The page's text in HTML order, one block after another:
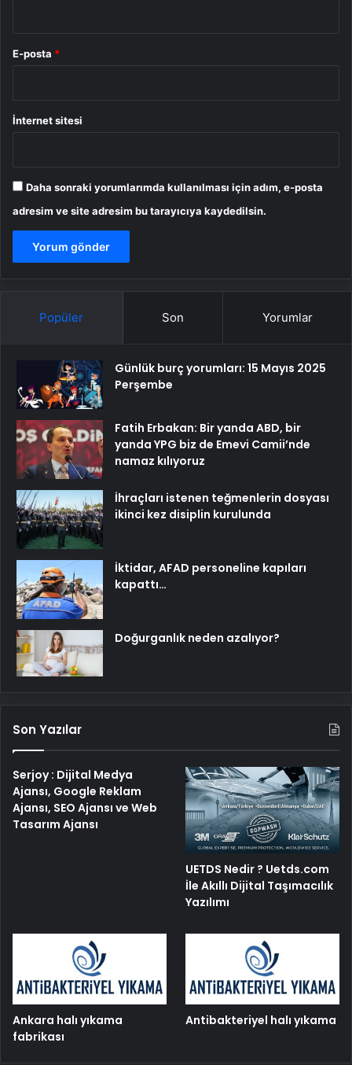
E-posta *
İnternet sitesi
Daha sonraki yorumlarımda kullanılması için adım, e-posta
adresim ve site adresim bu tarayıcıya kaydedilsin.
Popüler Son Yorumlar
Günlük burç yorumları: 15 Mayıs 2025
Perşembe
Fatih Erbakan: Bir yanda ABD, bir
yanda YPG biz de Emevi Camii’nde
namaz kılıyoruz
İhraçları istenen teğmenlerin dosyası
ikinci kez disiplin kurulunda
İktidar, AFAD personeline kapıları
kapattı…
Doğurganlık neden azalıyor?
Son Yazılar
Serjoy : Dijital Medya
Ajansı, Google Reklam
Ajansı, SEO Ajansı ve Web
Tasarım Ajansı
UETDS Nedir ? Uetds.com
İle Akıllı Dijital Taşımacılık
Yazılımı
Ankara halı yıkama
fabrikası
Antibakteriyel halı yıkama